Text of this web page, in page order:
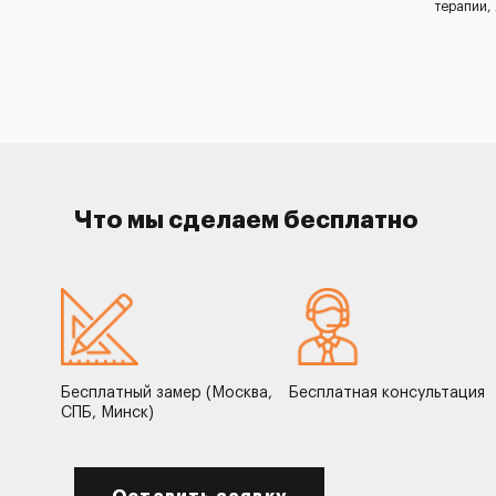
терапии,
Что мы сделаем бесплатно
Бесплатный замер (Москва,
СПБ, Минск)
Бесплатная консультация